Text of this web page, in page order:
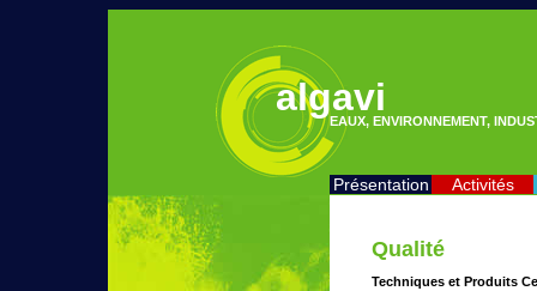
algavi
EAUX, ENVIRONNEMENT,
Qualité
Techniques et Produits
Présentation Activités